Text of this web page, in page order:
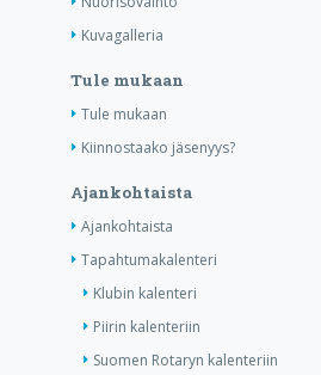
Kuvagalleria
Tule mukaan
Tule mukaan
Kiinnostaako jäsenyys?
Ajankohtaista
Ajankohtaista
Tapahtumakalenteri
Klubin kalenteri
Piirin kalenteriin
Suomen Rotaryn kalenteriin